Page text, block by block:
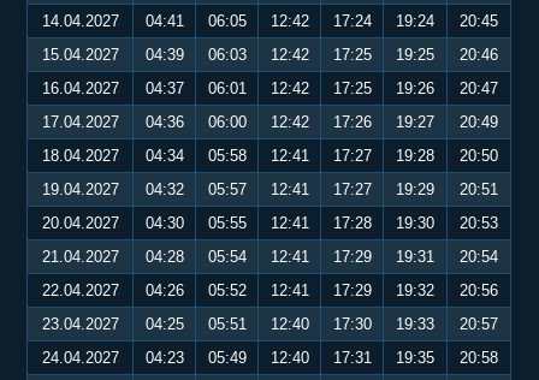
14.04.2027 04:41 06:05 12:42 17:24 19:24
20:45
15.04.2027
04:39 06:03 12:42 17:25 19:25
20:46
16.04.2027
04:37 06:01 12:42 17:25 19:26
20:47
17.04.2027
04:36 06:00 12:42 17:26 19:27
20:49
18.04.2027
04:34 05:58 12:41 17:27 19:28
20:50
19.04.2027
04:32 05:57 12:41 17:27 19:29
20:51
20.04.2027
04:30 05:55 12:41 17:28 19:30
20:53
21.04.2027
04:28 05:54 12:41 17:29 19:31
20:54
22.04.2027
04:26 05:52 12:41 17:29 19:32
20:56
23.04.2027
04:25 05:51 12:40 17:30 19:33
20:57
24.04.2027
04:23 05:49 12:40 17:31 19:35
20:58